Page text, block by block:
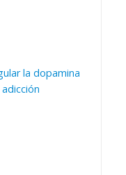
la dopamina